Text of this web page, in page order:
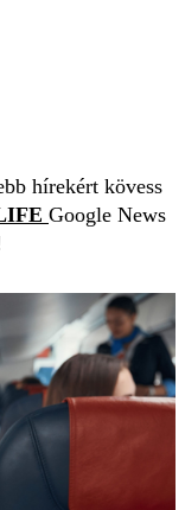
hírekért kövess
Google News